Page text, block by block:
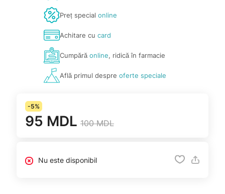
Preț special online
Achitare cu card
Cumpărăonline, ridică în farmacie
Află primul despre oferte speciale
-5%
95 MDL 100 MDL
Nu este disponibil